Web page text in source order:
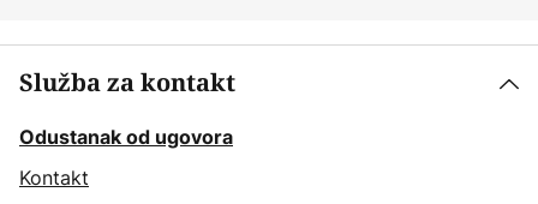
Služba za kontakt
Odustanak od ugovora
Kontakt